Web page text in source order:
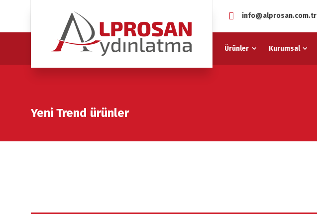
info@alprosan.com.tr
Ürünler Kurumsal
Yeni Trend ürünler